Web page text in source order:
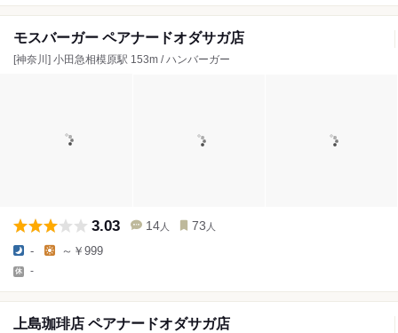
モスバーガー ペアナードオダサガ店
[神奈川] 小田急相模原駅 153m / ハンバーガー
3.03 14 人 73 人
- ～￥999
-
上島珈琲店 ペアナードオダサガ店